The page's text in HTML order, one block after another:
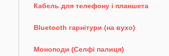
Кабель для телефону і планшета
Bluetooth гарнітури (на вухо)
Моноподи (Селфі палиця)